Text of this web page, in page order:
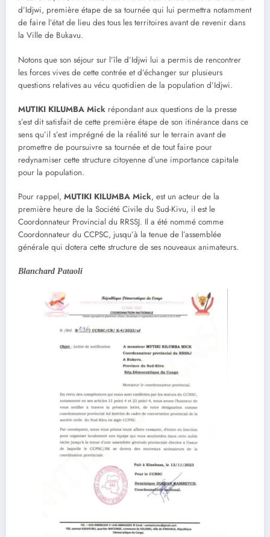
d’Idjwi, première étape de sa tournée qui lui permettra notamment
de faire l’état de lieu des tous les territoires avant de revenir dans
la Ville de Bukavu.
Notons que son séjour sur l’île d’Idjwi lui a permis de rencontrer
les forces vives de cette contrée et d’échanger sur plusieurs
questions relatives au vécu quotidien de la population d’Idjwi.
MUTIKI KILUMBA Mick répondant aux questions de la presse
s’est dit satisfait de cette première étape de son itinérance dans ce
sens qu’il s’est imprégné de la réalité sur le terrain avant de
promettre de poursuivre sa tournée et de tout faire pour
redynamiser cette structure citoyenne d’une importance capitale
pour la population.
Pour rappel, MUTIKI KILUMBA Mick, est un acteur de la
première heure de la Société Civile du Sud-Kivu, il est le
Coordonnateur Provincial du RRSSJ. Il a été nommé comme
Coordonnateur du CCPSC, jusqu’à la tenue de l’assemblée
générale qui dotera cette structure de ses nouveaux animateurs.
Blanchard Pataoli